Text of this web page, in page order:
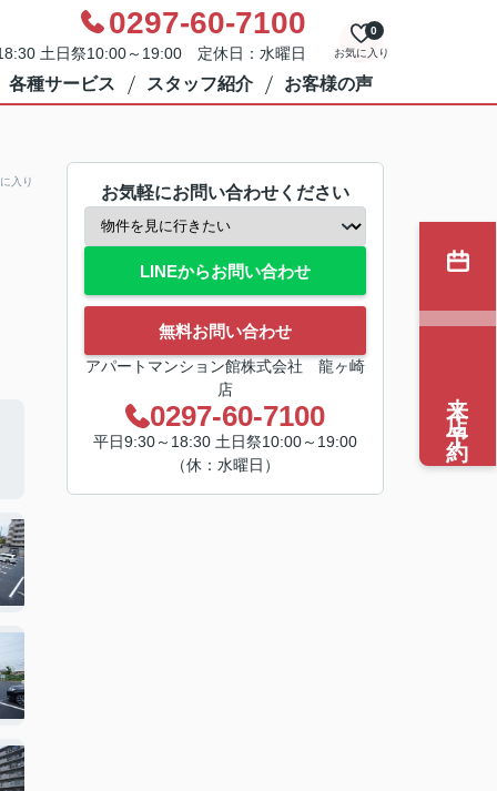
0297-60-7100
土日祭10:00～19:00 定休日：水曜日 お気に入り
0
各種サービス スタッフ紹介 お客様の声
入り
お気軽にお問い合わせください
LINEからお問い合わせ
無料お問い合わせ
アパートマンション館株式会社 龍ヶ崎
店
0297-60-7100
平日9:30～18:30 土日祭10:00～19:00
（休：水曜日）
来店予約